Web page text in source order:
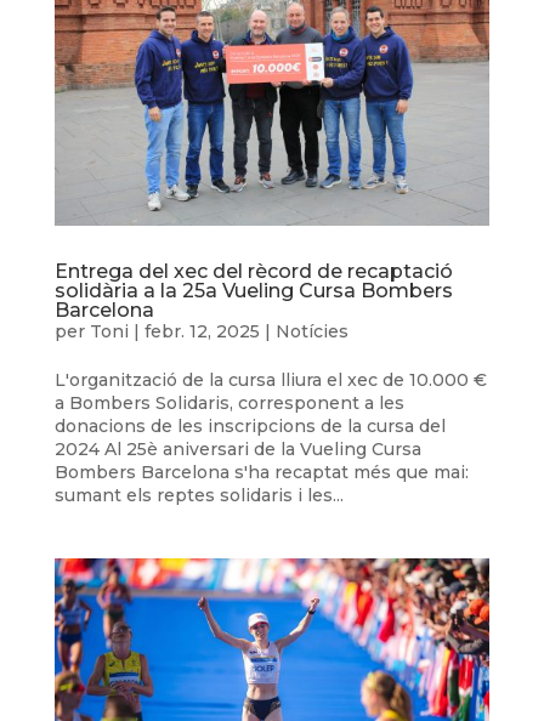
Entrega del xec del rècord de recaptació
solidària a la 25a Vueling Cursa Bombers
Barcelona
per Toni | febr. 12, 2025 | Notícies
L'organització de la cursa lliura el xec de 10.000 €
a Bombers Solidaris, corresponent a les
donacions de les inscripcions de la cursa del
2024 Al 25è aniversari de la Vueling Cursa
Bombers Barcelona s'ha recaptat més que mai:
sumant els reptes solidaris i les...